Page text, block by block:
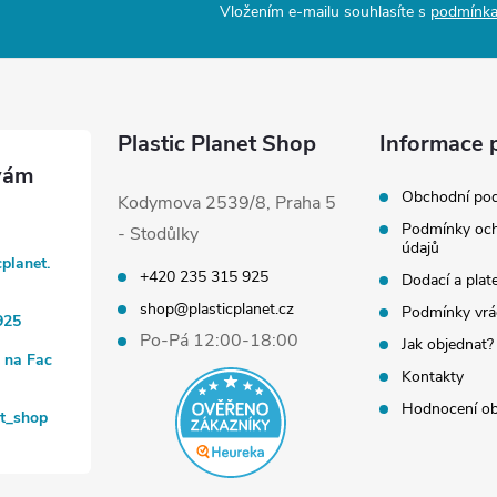
Vložením e-mailu souhlasíte s
Fac
Plastic Planet Shop
Kodymova 2539/8, Praha 5
- Stodůlky
+420 235 315 925
shop@plasticplanet.cz
Po-Pá 12:00-18:00
Informace
Obchodní
Podmínky
údajů
Dodací a
Podmínky
Jak objednat?
Kontakty
Hodnocení